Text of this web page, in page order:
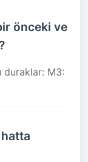
önceki ve
duraklar: M3: